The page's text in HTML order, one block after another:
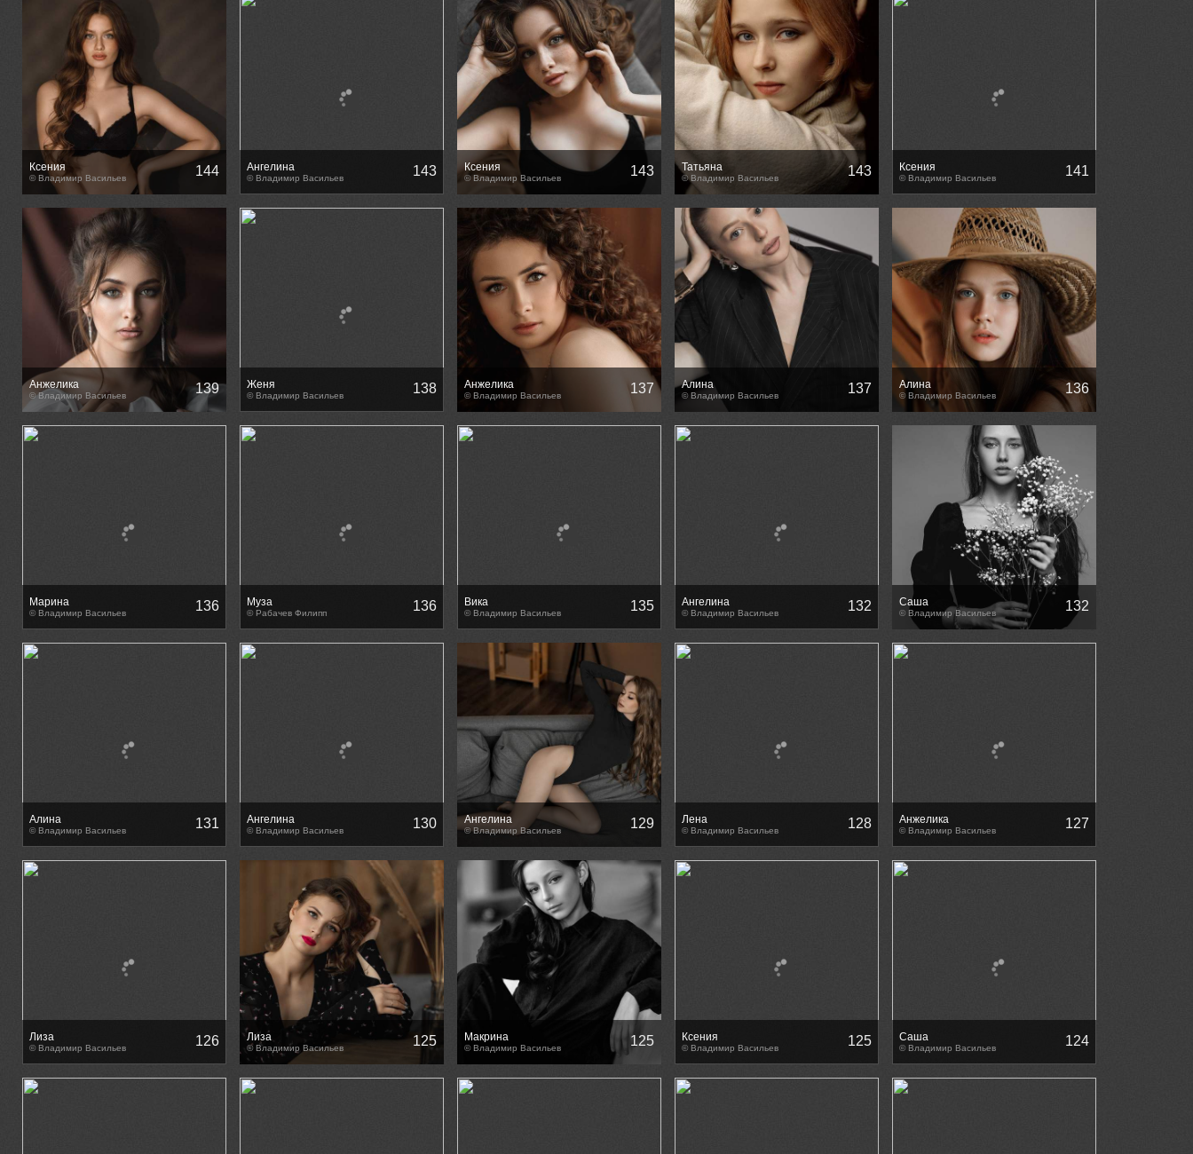
Ксения
© Владимир Васильев 144 Ангелина
© Владимир Васильев 143 Ксения
© Владимир Васильев 143 Татьяна
© Владимир Васильев 143 Ксения
© Владимир Васильев 141
Анжелика
© Владимир Васильев 139 Женя
© Владимир Васильев 138 Анжелика
© Владимир Васильев 137 Алина
© Владимир Васильев 137 Алина
© Владимир Васильев 136
Марина
© Владимир Васильев 136 Муза
© Рабачев Филипп 136 Вика
© Владимир Васильев 135 Ангелина
© Владимир Васильев 132 Саша
© Владимир Васильев 132
Алина
© Владимир Васильев 131 Ангелина
© Владимир Васильев 130 Ангелина
© Владимир Васильев 129 Лена
© Владимир Васильев 128 Анжелика
© Владимир Васильев 127
Лиза
© Владимир Васильев 126 Лиза
© Владимир Васильев 125 Макрина
© Владимир Васильев 125 Ксения
© Владимир Васильев 125 Саша
© Владимир Васильев 124